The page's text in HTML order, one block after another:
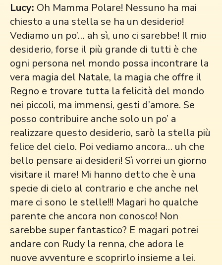
Lucy: Oh Mamma Polare! Nessuno ha mai
chiesto a una stella se ha un desiderio!
Vediamo un po’… ah sì, uno ci sarebbe! Il mio
desiderio, forse il più grande di tutti è che
ogni persona nel mondo possa incontrare la
vera magia del Natale, la magia che offre il
Regno e trovare tutta la felicità del mondo
nei piccoli, ma immensi, gesti d’amore. Se
posso contribuire anche solo un po’ a
realizzare questo desiderio, sarò la stella più
felice del cielo. Poi vediamo ancora… uh che
bello pensare ai desideri! Sì vorrei un giorno
visitare il mare! Mi hanno detto che è una
specie di cielo al contrario e che anche nel
mare ci sono le stelle!!! Magari ho qualche
parente che ancora non conosco! Non
sarebbe super fantastico? E magari potrei
andare con Rudy la renna, che adora le
nuove avventure e scoprirlo insieme a lei.